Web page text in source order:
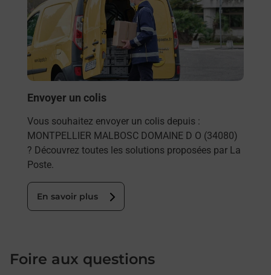
Envoyer un colis
Vous souhaitez envoyer un colis depuis :
MONTPELLIER MALBOSC DOMAINE D O (34080)
? Découvrez toutes les solutions proposées par La
Poste.
En savoir plus
Foire aux questions